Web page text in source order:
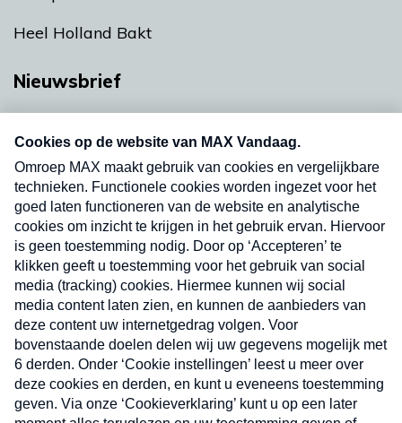
Heel Holland Bakt
Nieuwsbrief
nieuwsbrief. Elke vrijdag- en dinsdagochtend in
uw mailbox.
Verzend
Nieuwsbrief
Neem hier een gratis abonnement op onze